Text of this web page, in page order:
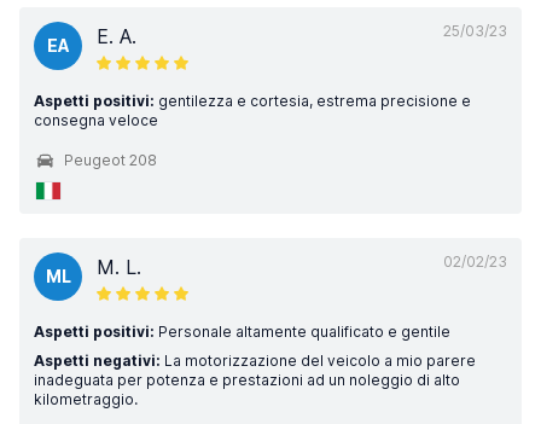
25/03/23
EA E. A.
Aspetti positivi: gentilezza e cortesia, estrema precisione e
consegna veloce
Peugeot 208
02/02/23
ML M. L.
Aspetti positivi: Personale altamente qualificato e gentile
Aspetti negativi: La motorizzazione del veicolo a mio parere
inadeguata per potenza e prestazioni ad un noleggio di alto
kilometraggio.